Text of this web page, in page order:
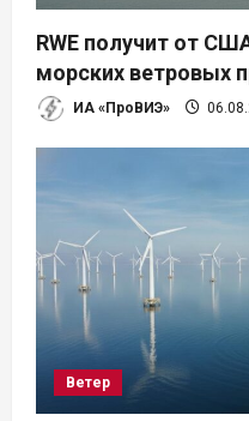
п
и
с
RWE получит от
морских ветровых
ИА «ПроВИЭ»
Ветер